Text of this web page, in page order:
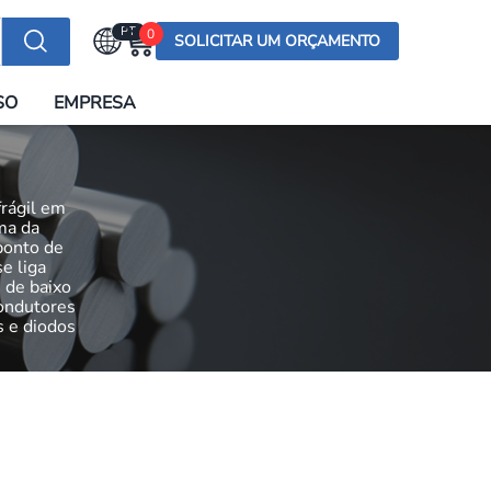
PT
English (US)
English (UK)
Española
Deutsch
Français
Italiano
日本語
Русский
0 SOLICITAR UM ORÇAMENTO
EMPRESA
em
da
de
liga
baixo
e diodos